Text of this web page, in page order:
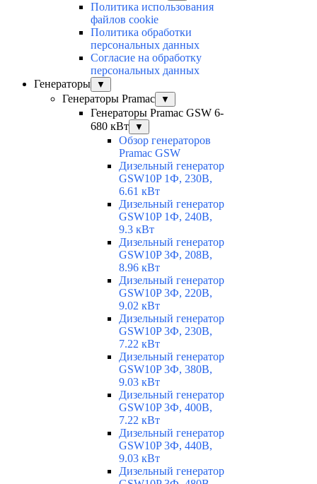
Политика использования
файлов cookie
Политика обработки
персональных данных
Согласие на обработку
персональных данных
Генераторы
▼
Генераторы Pramac ▼
Генераторы Pramac GSW 6-
680 кВт
▼
Обзор генераторов
Pramac GSW
Дизельный генератор
GSW10P 1Ф, 230В,
6.61 кВт
Дизельный генератор
GSW10P 1Ф, 240В,
9.3 кВт
Дизельный генератор
GSW10P 3Ф, 208В,
8.96 кВт
Дизельный генератор
GSW10P 3Ф, 220В,
9.02 кВт
Дизельный генератор
GSW10P 3Ф, 230В,
7.22 кВт
Дизельный генератор
GSW10P 3Ф, 380В,
9.03 кВт
Дизельный генератор
GSW10P 3Ф, 400В,
7.22 кВт
Дизельный генератор
GSW10P 3Ф, 440В,
9.03 кВт
Дизельный генератор